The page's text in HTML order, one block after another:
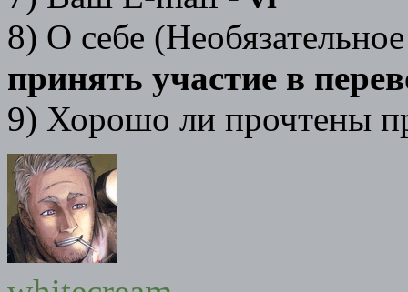
8) О себе
принять участие в
9) Хорошо ли прочтены